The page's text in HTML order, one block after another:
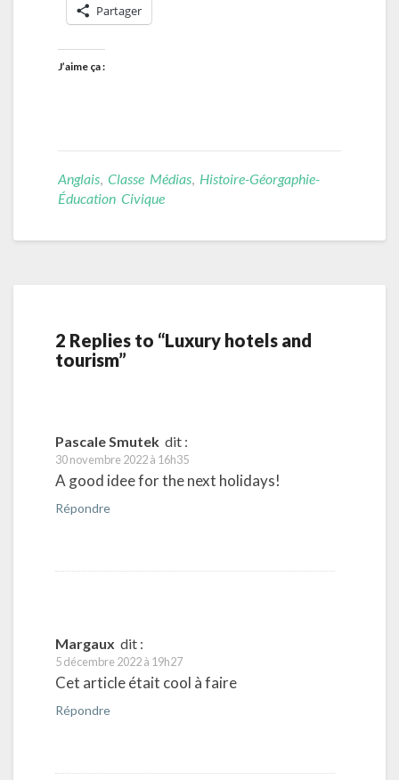
Partager
J’aime ça :
Anglais, Classe Médias, Histoire-Géorgaphie-
Éducation Civique
2 Replies to “Luxury hotels and
tourism”
Pascale Smutek dit :
30 novembre 2022 à 16h35
A good idee for the next holidays!
Répondre
Margaux dit :
5 décembre 2022 à 19h27
Cet article était cool à faire
Répondre